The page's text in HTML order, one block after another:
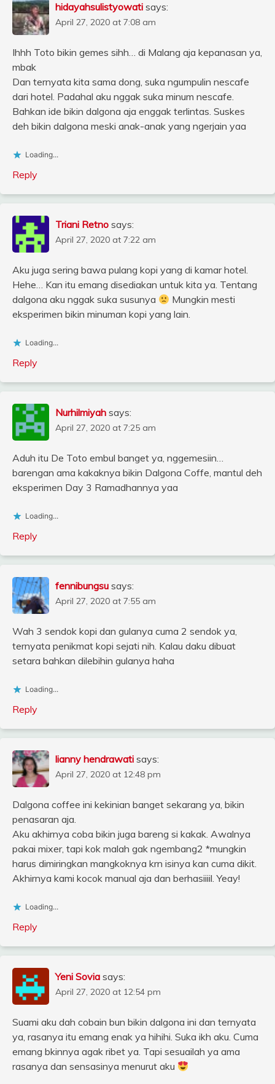
hidayahsulistyowati says:
April 27, 2020 at 7:08 am
Ihhh Toto bikin gemes sihh… di Malang aja kepanasan ya,
mbak
Dan ternyata kita sama dong, suka ngumpulin nescafe
dari hotel. Padahal aku nggak suka minum nescafe.
Bahkan ide bikin dalgona aja enggak terlintas. Suskes
deh bikin dalgona meski anak-anak yang ngerjain yaa
Loading...
Reply
Triani Retno says:
April 27, 2020 at 7:22 am
Aku juga sering bawa pulang kopi yang di kamar hotel.
Hehe… Kan itu emang disediakan untuk kita ya. Tentang
dalgona aku nggak suka susunya
Mungkin mesti
eksperimen bikin minuman kopi yang lain.
Loading...
Reply
Nurhilmiyah says:
April 27, 2020 at 7:25 am
Aduh itu De Toto embul banget ya, nggemesiin…
barengan ama kakaknya bikin Dalgona Coffe, mantul deh
eksperimen Day 3 Ramadhannya yaa
Loading...
Reply
fennibungsu says:
April 27, 2020 at 7:55 am
Wah 3 sendok kopi dan gulanya cuma 2 sendok ya,
ternyata penikmat kopi sejati nih. Kalau daku dibuat
setara bahkan dilebihin gulanya haha
Loading...
Reply
lianny hendrawati says:
April 27, 2020 at 12:48 pm
Dalgona coffee ini kekinian banget sekarang ya, bikin
penasaran aja.
Aku akhirnya coba bikin juga bareng si kakak. Awalnya
pakai mixer, tapi kok malah gak ngembang2 *mungkin
harus dimiringkan mangkoknya krn isinya kan cuma dikit.
Akhirnya kami kocok manual aja dan berhasiiiil. Yeay!
Loading...
Reply
Yeni Sovia says:
April 27, 2020 at 12:54 pm
Suami aku dah cobain bun bikin dalgona ini dan ternyata
ya, rasanya itu emang enak ya hihihi. Suka ikh aku. Cuma
emang bkinnya agak ribet ya. Tapi sesuailah ya ama
rasanya dan sensasinya menurut aku